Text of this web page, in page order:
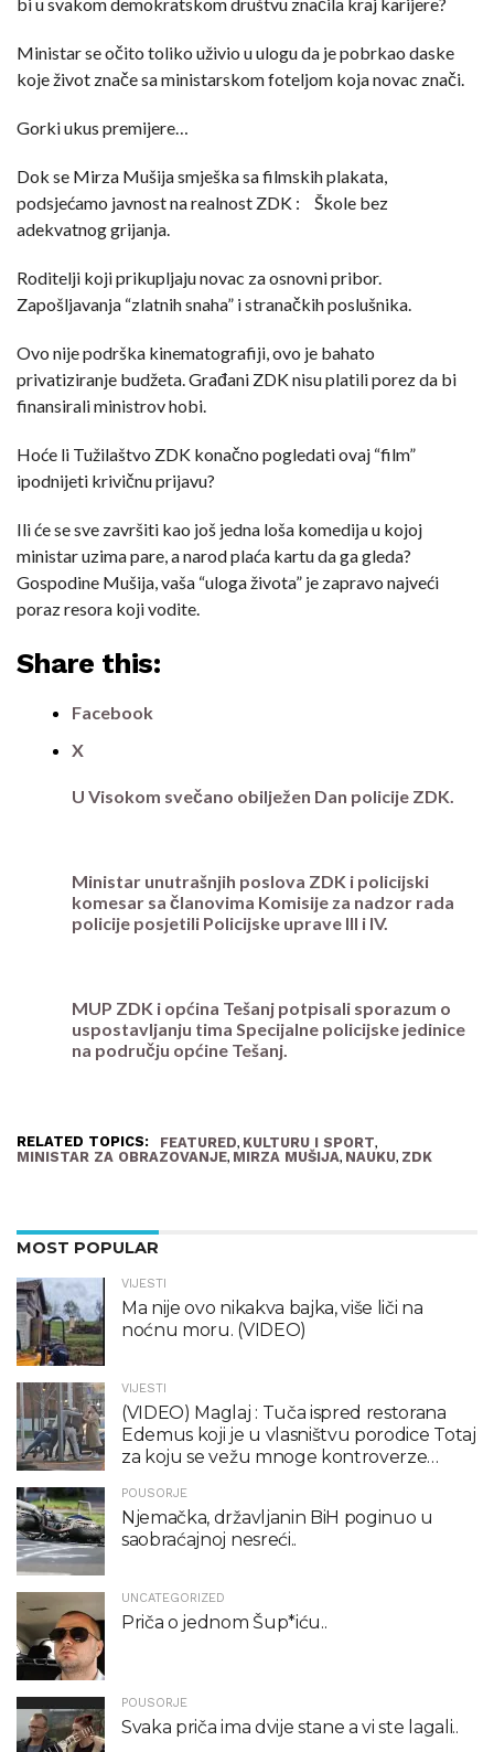
Ministar se očito toliko uživio u ulogu da je pobrkao daske
koje život znače sa ministarskom foteljom koja novac znači.
Gorki ukus premijere…
Dok se Mirza Mušija smješka sa filmskih plakata,
podsjećamo javnost na realnost ZDK : Škole bez
adekvatnog grijanja.
Roditelji koji prikupljaju novac za osnovni pribor.
Zapošljavanja “zlatnih snaha” i stranačkih poslušnika.
Ovo nije podrška kinematografiji, ovo je bahato
privatiziranje budžeta. Građani ZDK nisu platili porez da bi
finansirali ministrov hobi.
Hoće li Tužilaštvo ZDK konačno pogledati ovaj “film”
ipodnijeti krivičnu prijavu?
Ili će se sve završiti kao još jedna loša komedija u kojoj
ministar uzima pare, a narod plaća kartu da ga gleda?
Gospodine Mušija, vaša “uloga života” je zapravo najveći
poraz resora koji vodite.
Share this:
Facebook
X
U Visokom svečano obilježen Dan policije ZDK.
Ministar unutrašnjih poslova ZDK i policijski
komesar sa članovima Komisije za nadzor rada
policije posjetili Policijske uprave III i IV.
MUP ZDK i općina Tešanj potpisali sporazum o
uspostavljanju tima Specijalne policijske jedinice
na području općine Tešanj.
RELATED TOPICS: FEATURED, KULTURU I SPORT,
MINISTAR ZA OBRAZOVANJE, MIRZA MUŠIJA, NAUKU, ZDK
MOST POPULAR
VIJESTI
Ma nije ovo nikakva bajka, više liči na
noćnu moru. (VIDEO)
VIJESTI
(VIDEO) Maglaj : Tuča ispred restorana
Edemus koji je u vlasništvu porodice Totaj
za koju se vežu mnoge kontroverze…
POUSORJE
Njemačka, državljanin BiH poginuo u
saobraćajnoj nesreći..
UNCATEGORIZED
Priča o jednom Šup*iću..
POUSORJE
Svaka priča ima dvije stane a vi ste lagali..